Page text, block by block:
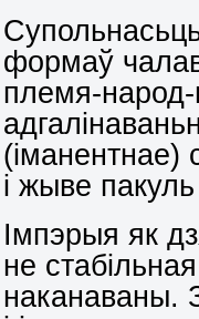
формаў
племя-
(іманентнае)
і жыве
Імпэрыя як
не
наканаваны.